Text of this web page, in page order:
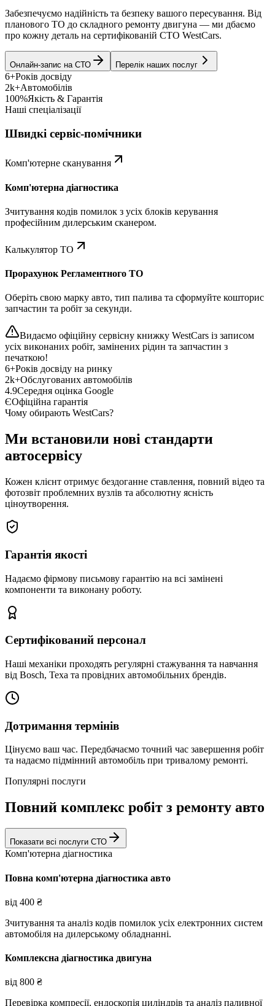
Забезпечуємо надійність та безпеку вашого пересування. Від
планового ТО до складного ремонту двигуна — ми дбаємо
про кожну деталь на сертифікованій СТО WestCars.
Онлайн-запис на СТО Перелік наших послуг
6+Років досвіду
2k+Автомобілів
100%Якість & Гарантія
Наші спеціалізації
Швидкі сервіс-помічники
Комп'ютерне сканування
Комп'ютерна діагностика
Зчитування кодів помилок з усіх блоків керування
професійним дилерським сканером.
Калькулятор ТО
Прорахунок Регламентного ТО
Оберіть свою марку авто, тип палива та сформуйте кошторис
запчастин та робіт за секунди.
Видаємо офіційну сервісну книжку WestCars із записом
усіх виконаних робіт, замінених рідин та запчастин з
печаткою!
6+Років досвіду на ринку
2k+Обслугованих автомобілів
4.9Середня оцінка Google
ЄОфіційна гарантія
Чому обирають WestCars?
Ми встановили нові стандарти
автосервісу
Кожен клієнт отримує бездоганне ставлення, повний відео та
фотозвіт проблемних вузлів та абсолютну ясність
ціноутворення.
Гарантія якості
Надаємо фірмову письмову гарантію на всі замінені
компоненти та виконану роботу.
Сертифікований персонал
Наші механіки проходять регулярні стажування та навчання
від Bosch, Texa та провідних автомобільних брендів.
Дотримання термінів
Цінуємо ваш час. Передбачаємо точний час завершення робіт
та надаємо підмінний автомобіль при тривалому ремонті.
Популярні послуги
Повний комплекс робіт з ремонту авто
Показати всі послуги СТО
Комп'ютерна діагностика
Повна комп'ютерна діагностика авто
від 400 ₴
Зчитування та аналіз кодів помилок усіх електронних систем
автомобіля на дилерському обладнанні.
Комплексна діагностика двигуна
від 800 ₴
Перевірка компресії, ендоскопія циліндрів та аналіз паливної